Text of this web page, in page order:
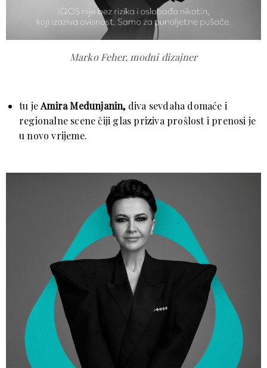
Marko Feher, modni dizajner
tu jeAmira Medunjanin, diva sevdaha domaće i
regionalne scene čiji glas priziva prošlost i prenosi je
u novo vrijeme.